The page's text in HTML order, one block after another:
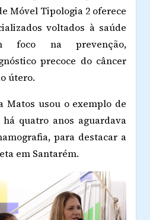
Móvel Tipologia 2 oferece
voltados à saúde
foco na prevenção,
precoce do câncer
útero.
Matos usou o exemplo de
quatro anos aguardava
para destacar a
em Santarém.